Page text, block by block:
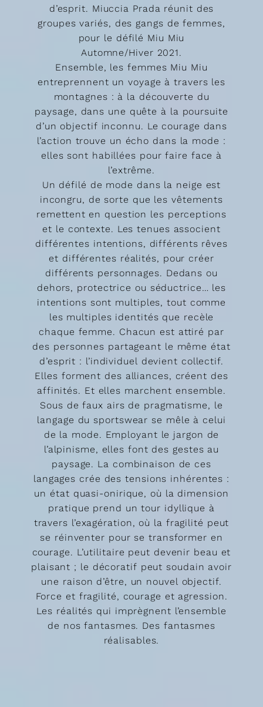
d’esprit. Miuccia Prada réunit des
groupes variés, des gangs de femmes,
pour le défilé Miu Miu
Automne/Hiver 2021.
Ensemble, les femmes Miu Miu
entreprennent un voyage à travers les
montagnes : à la découverte du
paysage, dans une quête à la poursuite
d’un objectif inconnu. Le courage dans
l’action trouve un écho dans la mode :
elles sont habillées pour faire face à
l’extrême.
Un défilé de mode dans la neige est
incongru, de sorte que les vêtements
remettent en question les perceptions
et le contexte. Les tenues associent
différentes intentions, différents rêves
et différentes réalités, pour créer
différents personnages. Dedans ou
dehors, protectrice ou séductrice… les
intentions sont multiples, tout comme
les multiples identités que recèle
chaque femme. Chacun est attiré par
des personnes partageant le même état
d’esprit : l’individuel devient collectif.
Elles forment des alliances, créent des
affinités. Et elles marchent ensemble.
Sous de faux airs de pragmatisme, le
langage du sportswear se mêle à celui
de la mode. Employant le jargon de
l’alpinisme, elles font des gestes au
paysage. La combinaison de ces
langages crée des tensions inhérentes :
un état quasi-onirique, où la dimension
pratique prend un tour idyllique à
travers l’exagération, où la fragilité peut
se réinventer pour se transformer en
courage. L’utilitaire peut devenir beau et
plaisant ; le décoratif peut soudain avoir
une raison d’être, un nouvel objectif.
Force et fragilité, courage et agression.
Les réalités qui imprègnent l’ensemble
de nos fantasmes. Des fantasmes
réalisables.